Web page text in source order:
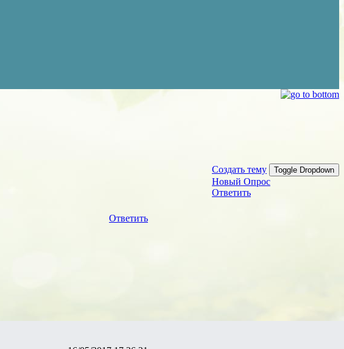
Создать тему Toggle Dropdown
Новый Опрос
Ответить
Ответить